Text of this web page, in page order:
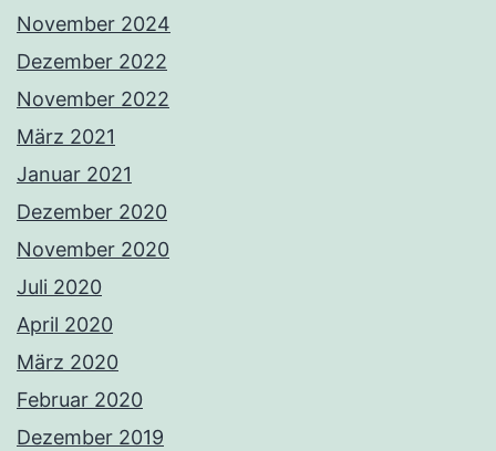
November 2024
Dezember 2022
November 2022
März 2021
Januar 2021
Dezember 2020
November 2020
Juli 2020
April 2020
März 2020
Februar 2020
Dezember 2019